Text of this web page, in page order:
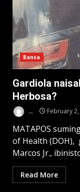
Bansa
Gardiola
Herbosa?
.. February
MATAPOS
of Health (DOH),
Marcos Jr.,
Read More